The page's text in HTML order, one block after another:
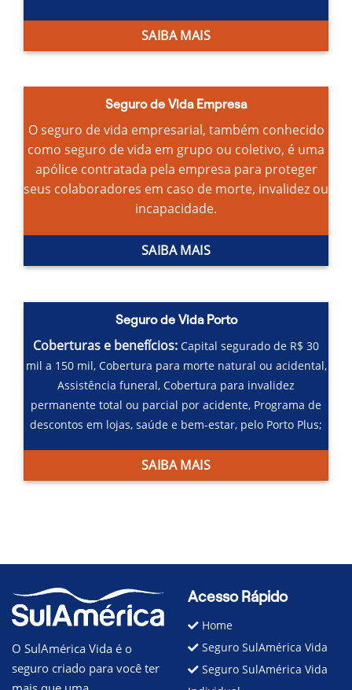
SAIBA MAIS
Seguro de Vida Empresa
O seguro de vida empresarial, também conhecido
como seguro de vida em grupo ou coletivo, é uma
apólice contratada pela empresa para proteger
seus colaboradores em caso de morte, invalidez ou
incapacidade.
SAIBA MAIS
Seguro de Vida Porto
Coberturas e benefícios: Capital segurado de R$ 30
mil a 150 mil, Cobertura para morte natural ou acidental,
Assistência funeral,Cobertura para invalidez
permanente total ou parcial por acidente, Programa de
descontos em lojas, saúde e bem-estar, pelo Porto Plus;
SAIBA MAIS
O SulAmérica Vida é o
seguro criado para você ter
Acesso Rápido
Home
Seguro SulAmérica Vida
Seguro SulAmérica Vida